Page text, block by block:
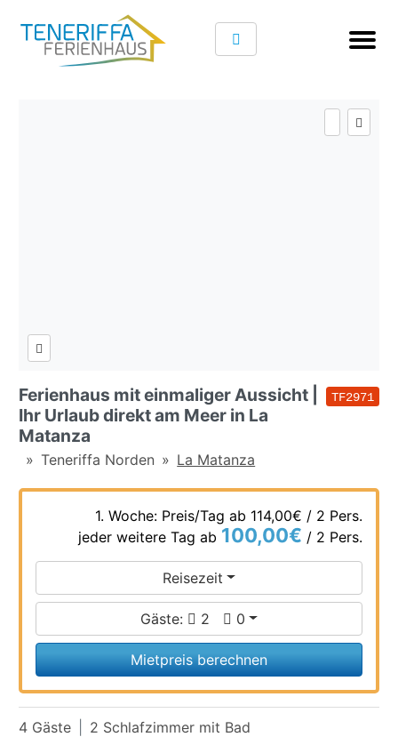
TF2971
Ferienhaus mit einmaliger Aussicht |
Ihr Urlaub direkt am Meer in La
Matanza
Teneriffa Norden La Matanza
1. Woche: Preis/Tag ab 114,00€ / 2 Pers.
jeder weitere Tag ab 100,00€ / 2 Pers.
Reisezeit
Gäste: 2 0
Mietpreis berechnen
4 Gäste
2 Schlafzimmer mit Bad